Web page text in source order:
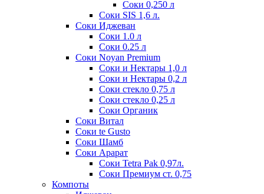
Соки 0,250 л
Соки SIS 1,6 л.
Соки Иджеван
Соки 1.0 л
Соки 0.25 л
Соки Noyan Premium
Соки и Нектары 1,0 л
Соки и Нектары 0,2 л
Соки стекло 0,75 л
Соки стекло 0,25 л
Соки Органик
Соки Витал
Соки te Gusto
Соки Шамб
Соки Арарат
Соки Tetra Pak 0,97л.
Соки Премиум ст. 0,75
Компоты